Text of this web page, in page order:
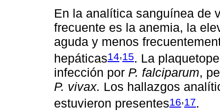
En la analítica sanguínea de
frecuente es la anemia, la
aguda y menos
hepáticas14,15. La
infección por P. falciparum,
P. vivax. Los hallazgos
estuvieron presentes16,17.